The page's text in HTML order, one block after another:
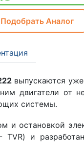
Подобрать Аналог
выпускаются уже
двигатели от
системы.
и остановкой
TVR) и